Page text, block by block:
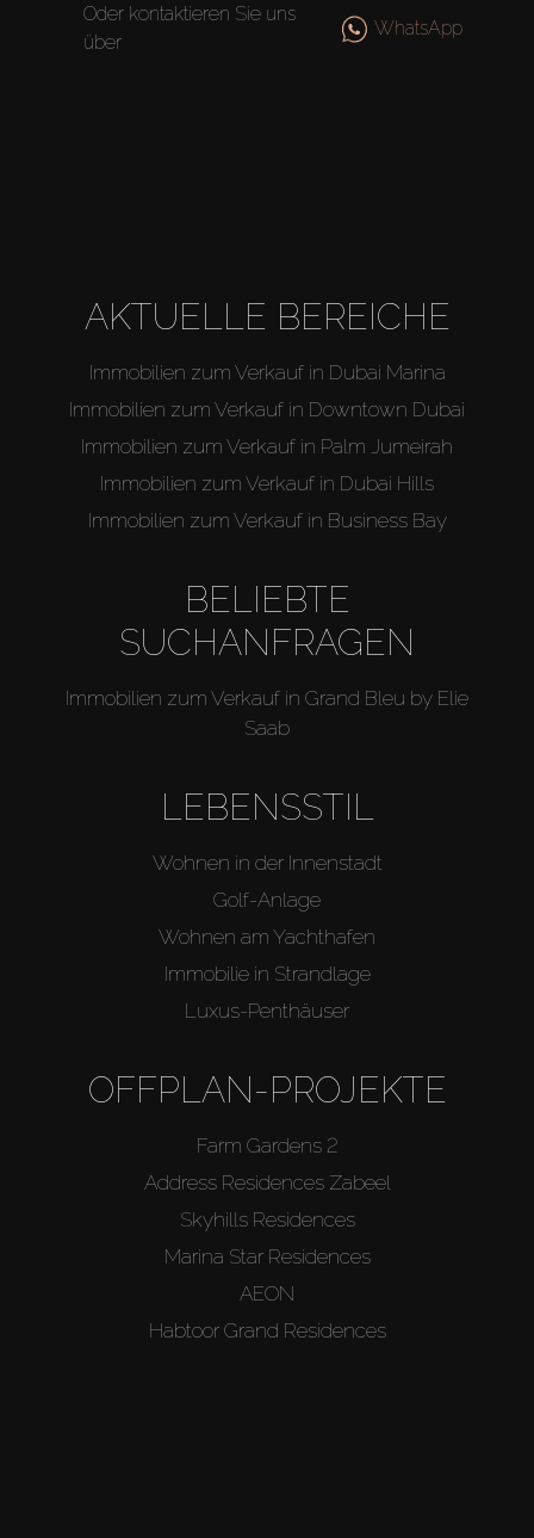
Oder kontaktieren Sie uns
über
WhatsApp
AKTUELLE BEREICHE
Immobilien zum Verkauf in Dubai Marina
Immobilien zum Verkauf in Downtown Dubai
Immobilien zum Verkauf in Palm Jumeirah
Immobilien zum Verkauf in Dubai Hills
Immobilien zum Verkauf in Business Bay
BELIEBTE
SUCHANFRAGEN
Immobilien zum Verkauf in Grand Bleu by Elie
Saab
LEBENSSTIL
Wohnen in der Innenstadt
Golf-Anlage
Wohnen am Yachthafen
Immobilie in Strandlage
Luxus-Penthäuser
OFFPLAN-PROJEKTE
Farm Gardens 2
Address Residences Zabeel
Skyhills Residences
Marina Star Residences
AEON
Habtoor Grand Residences